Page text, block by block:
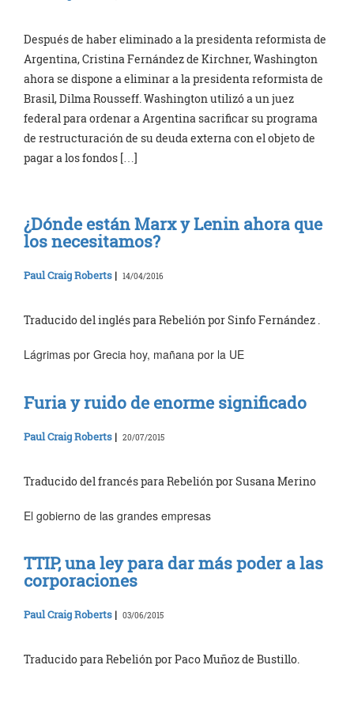
Después de haber eliminado a la presidenta reformista de
Argentina, Cristina Fernández de Kirchner, Washington
ahora se dispone a eliminar a la presidenta reformista de
Brasil, Dilma Rousseff. Washington utilizó a un juez
federal para ordenar a Argentina sacrificar su programa
de restructuración de su deuda externa con el objeto de
pagar a los fondos […]
¿Dónde están Marx y Lenin ahora que
los necesitamos?
Paul Craig Roberts | 14/04/2016
Traducido del inglés para Rebelión por Sinfo Fernández .
Lágrimas por Grecia hoy, mañana por la UE
Furia y ruido de enorme significado
Paul Craig Roberts | 20/07/2015
Traducido del francés para Rebelión por Susana Merino
El gobierno de las grandes empresas
TTIP, una ley para dar más poder a las
corporaciones
Paul Craig Roberts | 03/06/2015
Traducido para Rebelión por Paco Muñoz de Bustillo.